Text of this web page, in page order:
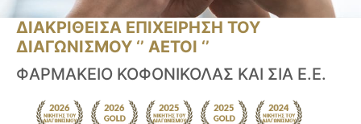
ΔΙΑΚΡΙΘΕΙΣΑ ΕΠΙΧΕΙΡΗΣΗ ΤΟΥ
ΔΙΑΓΩΝΙΣΜΟΥ ‘’ ΑΕΤΟΙ ‘’
ΦΑΡΜΑΚΕΙΟ ΚΟΦΟΝΙΚΟΛΑΣ ΚΑΙ ΣΙΑ Ε.Ε.